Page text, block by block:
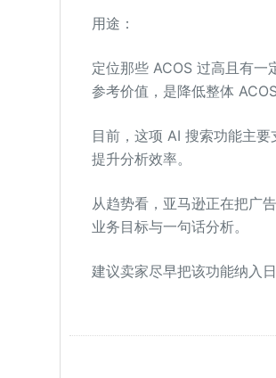
用途：
定位那些 ACOS 过高且有一
参考价值，是降低整体
目前，这项 AI 搜索功能主
提升分析效率。
从趋势看，亚马逊正在把广
业务目标与一句话分析。
建议卖家尽早把该功能纳入